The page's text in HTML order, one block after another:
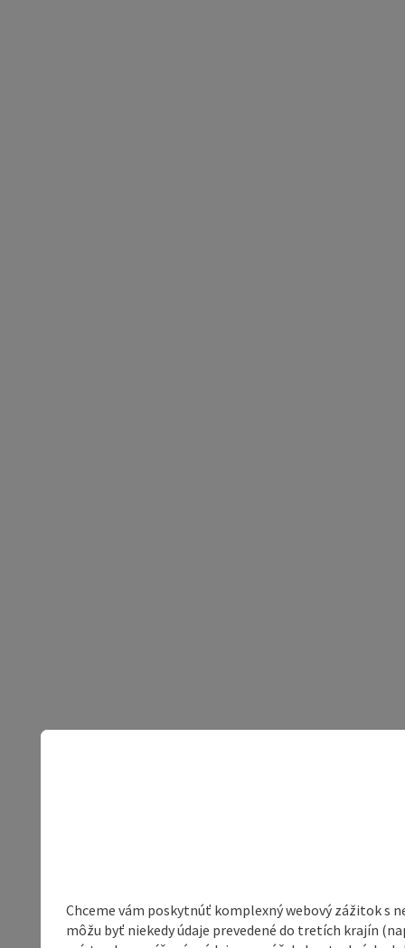
Chceme vám poskytnúť komplexný webový zážitok s
môžu byť niekedy údaje prevedené do tretích krajín